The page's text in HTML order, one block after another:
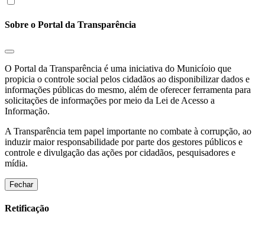
Sobre o Portal da Transparência
O Portal da Transparência é uma iniciativa do Municíoio que
propicia o controle social pelos cidadãos ao disponibilizar dados e
informações públicas do mesmo, além de oferecer ferramenta para
solicitações de informações por meio da Lei de Acesso a
Informação.
A Transparência tem papel importante no combate à corrupção, ao
induzir maior responsabilidade por parte dos gestores públicos e
controle e divulgação das ações por cidadãos, pesquisadores e
mídia.
Fechar
Retificação